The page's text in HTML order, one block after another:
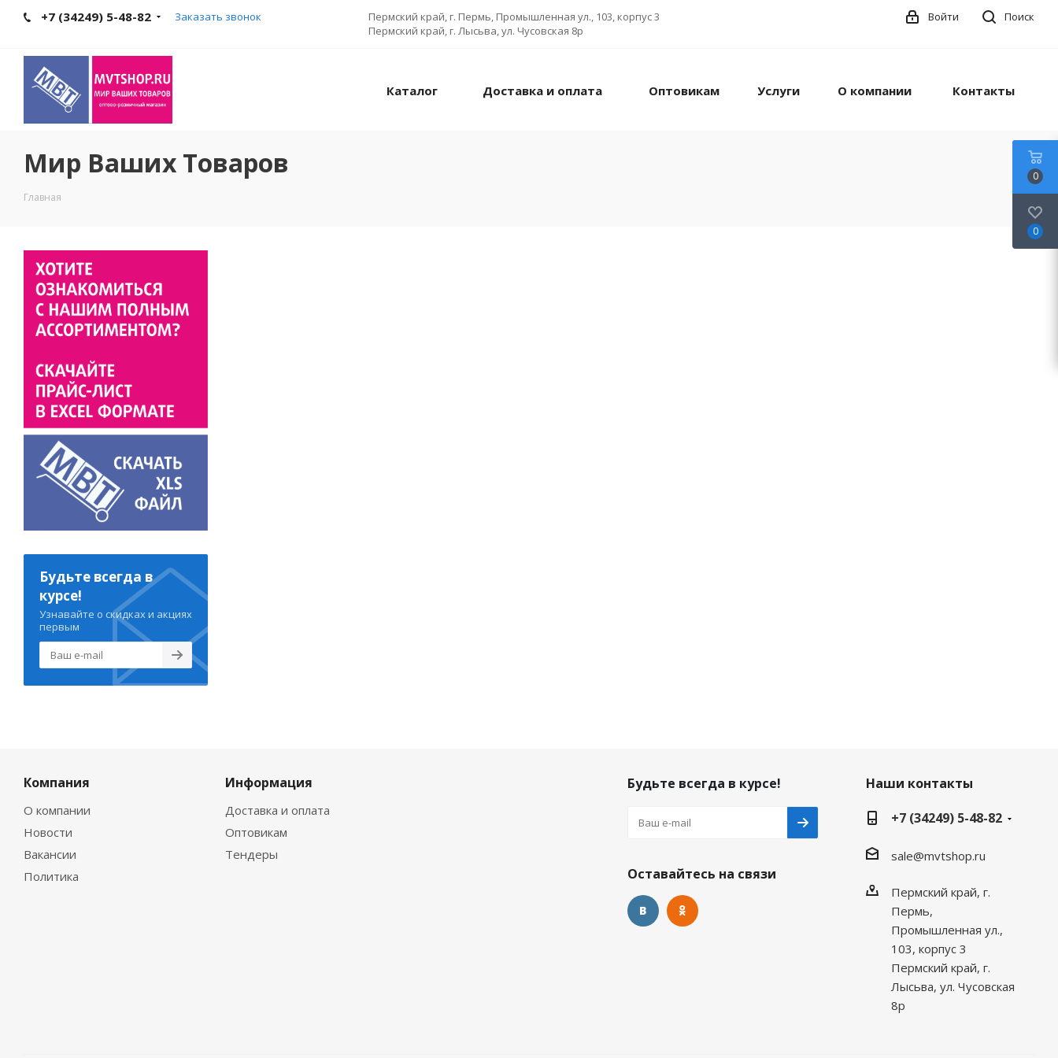
+7 (34249) 5-48-82 Заказать звонок
Пермский край, г. Пермь, Промышленная ул., 103, корпус 3
Пермский край, г. Лысьва, ул. Чусовская 8р
Поиск
Войти
Каталог Доставка и оплата Оптовикам Услуги О компании Контакты
Мир Ваших Товаров
Главная
Будьте всегда в
курсе!
Узнавайте о скидках и акциях
первым
Компания
О компании
Новости
Вакансии
Политика
Информация
Доставка и оплата
Оптовикам
Тендеры
Будьте всегда в курсе!
Оставайтесь на связи
Наши контакты
+7 (34249) 5-48-82
sale@mvtshop.ru
Пермский край, г.
Пермь,
Промышленная ул.,
103, корпус 3
Пермский край, г.
Лысьва, ул. Чусовская
8р
0
0